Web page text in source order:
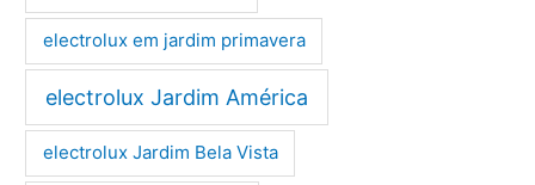
electrolux em jardim primavera
electrolux Jardim América
electrolux Jardim Bela Vista